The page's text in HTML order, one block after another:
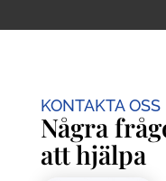
KONTAKTA OSS
Några
att hjälpa